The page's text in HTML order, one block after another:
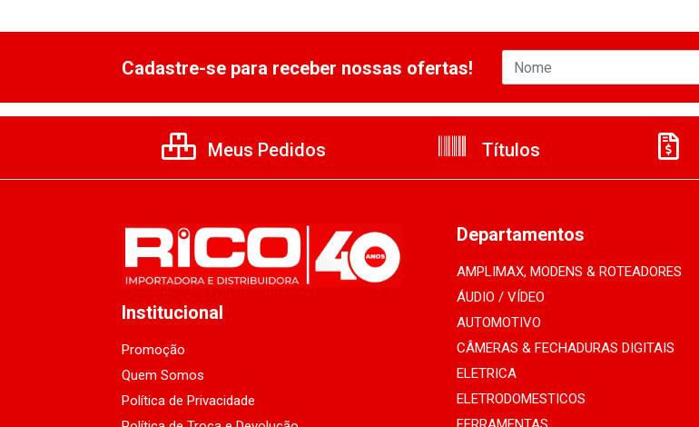
Cadastre-se para receber nossas ofertas!
Meus Pedidos Títulos
Institucional
Promoção
Quem Somos
Política de Privacidade
Departamentos
AMPLIMAX, MODENS & ROTEADORES
ÁUDIO / VÍDEO
AUTOMOTIVO
CÂMERAS & FECHADURAS DIGITAIS
ELETRICA
ELETRODOMESTICOS